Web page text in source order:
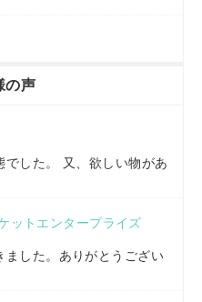
の声
した。 又、欲しい物があ
ットエンタープライズ
ました。ありがとうござい